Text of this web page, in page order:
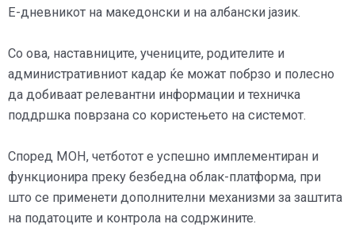
Е-дневникот на македонски и на албански јазик.
Со ова, наставниците, учениците, родителите и
административниот кадар ќе можат побрзо и полесно
да добиваат релевантни информации и техничка
поддршка поврзана со користењето на системот.
Според МОН, четботот е успешно имплементиран и
функционира преку безбедна облак-платформа, при
што се применети дополнителни механизми за заштита
на податоците и контрола на содржините.